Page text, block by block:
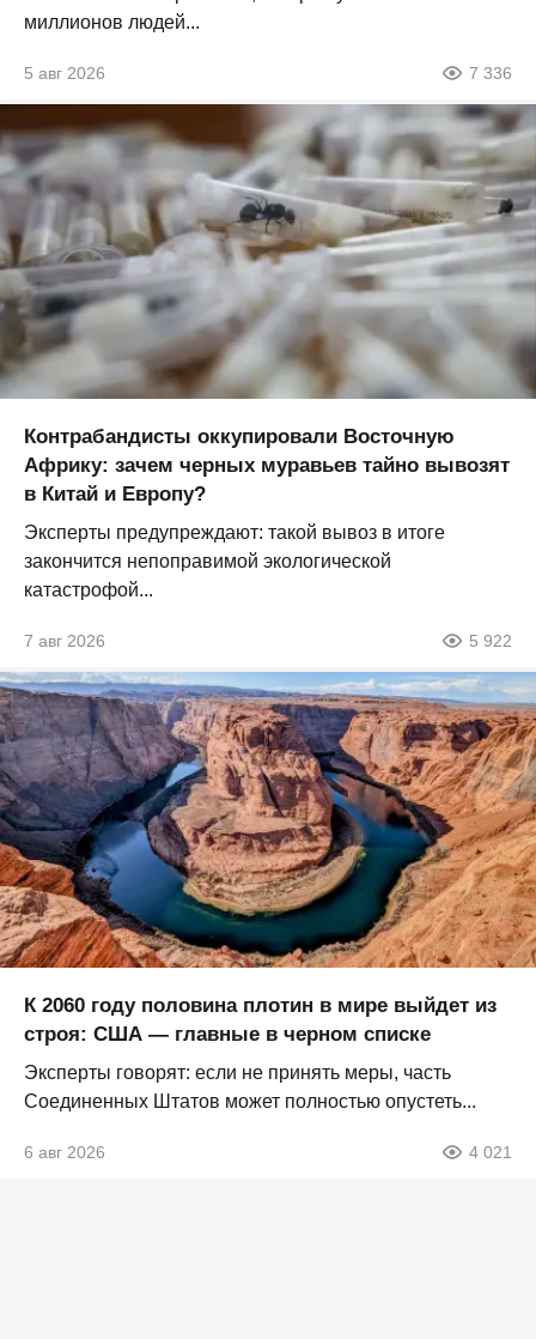
миллионов людей...
5 авг 2026 7 336
Контрабандисты оккупировали Восточную
Африку: зачем черных муравьев тайно вывозят
в Китай и Европу?
Эксперты предупреждают: такой вывоз в итоге
закончится непоправимой экологической
катастрофой...
7 авг 2026 5 922
К 2060 году половина плотин в мире выйдет из
строя: США — главные в черном списке
Эксперты говорят: если не принять меры, часть
Соединенных Штатов может полностью опустеть...
6 авг 2026 4 021